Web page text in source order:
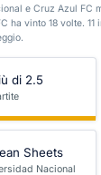
e Cruz Azul FC
ha vinto 18 volte.
di 2.5
Sheets
Nacional